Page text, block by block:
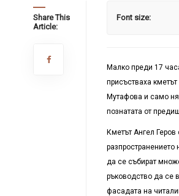
Share This
Article:
Font size:
Малко преди 17
присъстваха
Мутафова и само
познатата от
Кметът Ангел
да се събират
ръководство да се
фасадата на